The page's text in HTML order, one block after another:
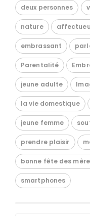
deux personnes
nature
embrassant
Parentalité
jeune adulte
la vie domestique
jeune femme
prendre plaisir
bonne fête des
smartphones